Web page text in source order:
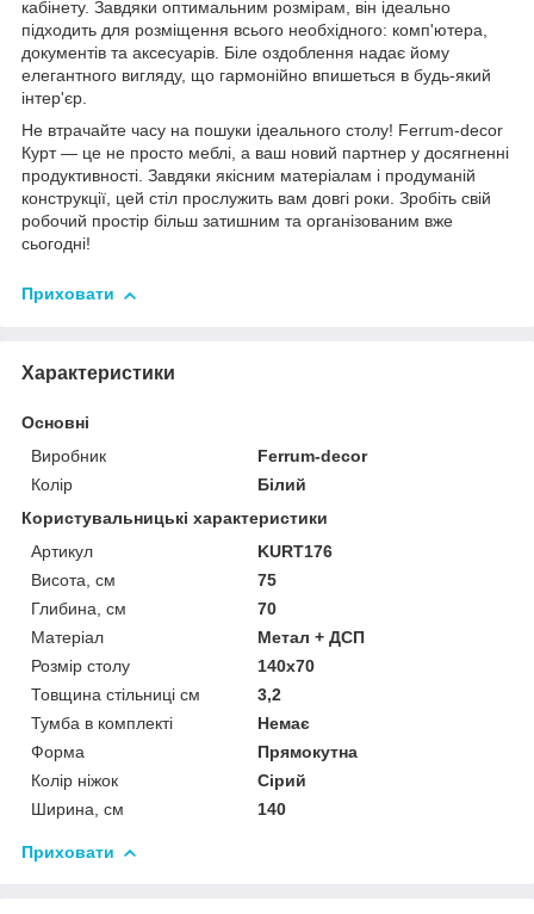
кабінету. Завдяки оптимальним розмірам, він ідеально
підходить для розміщення всього необхідного: комп'ютера,
документів та аксесуарів. Біле оздоблення надає йому
елегантного вигляду, що гармонійно впишеться в будь-який
інтер'єр.
Не втрачайте часу на пошуки ідеального столу! Ferrum-decor
Курт — це не просто меблі, а ваш новий партнер у досягненні
продуктивності. Завдяки якісним матеріалам і продуманій
конструкції, цей стіл прослужить вам довгі роки. Зробіть свій
робочий простір більш затишним та організованим вже
сьогодні!
Приховати
Характеристики
Основні
Виробник
Ferrum-decor
Колір
Білий
Користувальницькі характеристики
Артикул
KURT176
Висота, см
75
Глибина, см
70
Матеріал
Метал + ДСП
Розмір столу
140х70
Товщина стільниці см
3,2
Тумба в комплекті
Немає
Форма
Прямокутна
Колір ніжок
Сірий
Ширина, см
140
Приховати